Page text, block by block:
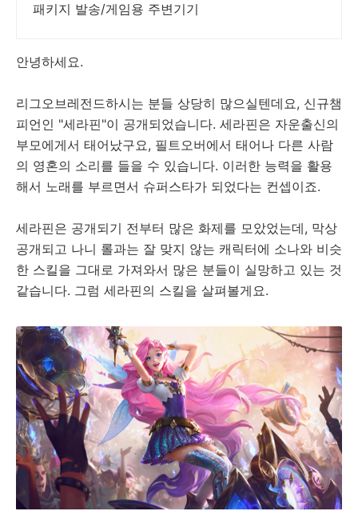
패키지 발송/게임용 주변기기
안녕하세요.
리그오브레전드하시는 분들 상당히 많으실텐데요, 신규챔
피언인 "세라핀"이 공개되었습니다. 세라핀은 자운출신의
부모에게서 태어났구요, 필트오버에서 태어나 다른 사람
의 영혼의 소리를 들을 수 있습니다. 이러한 능력을 활용
해서 노래를 부르면서 슈퍼스타가 되었다는 컨셉이죠.
세라핀은 공개되기 전부터 많은 화제를 모았었는데, 막상
공개되고 나니 롤과는 잘 맞지 않는 캐릭터에 소나와 비슷
한 스킬을 그대로 가져와서 많은 분들이 실망하고 있는 것
같습니다. 그럼 세라핀의 스킬을 살펴볼게요.